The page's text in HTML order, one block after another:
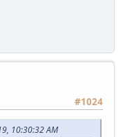
#1024
10:30:32 AM